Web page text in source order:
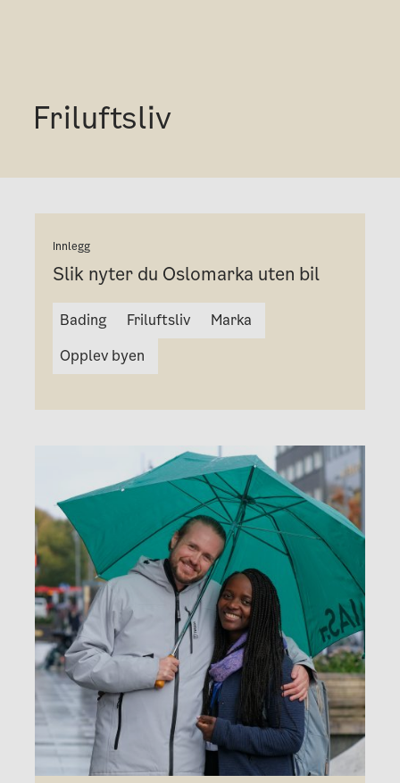
Friluftsliv
Innlegg
Slik nyter du Oslomarka uten bil
Bading Friluftsliv
Marka
Opplev byen